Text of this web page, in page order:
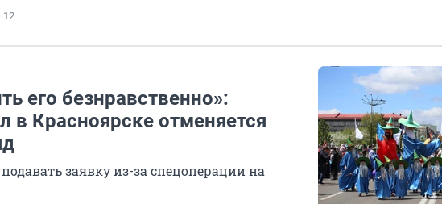
12
его безнравственно»:
в Красноярске отменяется
заявку из-за спецоперации на